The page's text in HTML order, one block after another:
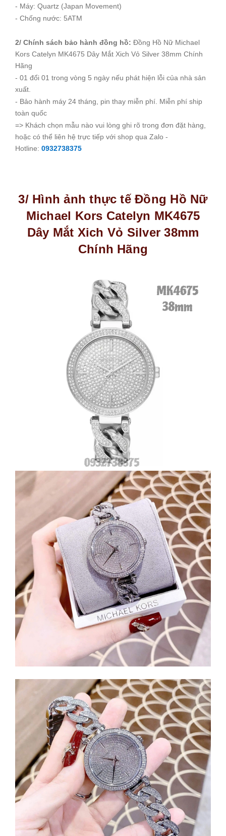
- Máy: Quartz (Japan Movement)
- Chống nước: 5ATM
2/ Chính sách bảo hành đồng hồ: Đồng Hồ Nữ Michael
Kors Catelyn MK4675 Dây Mắt Xich Vỏ Silver 38mm Chính
Hãng
- 01 đổi 01 trong vòng 5 ngày nếu phát hiện lỗi của nhà sản
xuất.
- Bảo hành máy 24 tháng, pin thay miễn phí. Miễn phí ship
toàn quốc
=> Khách chọn mẫu nào vui lòng ghi rõ trong đơn đặt hàng,
hoặc có thể liên hệ trực tiếp với shop qua Zalo -
Hotline: 0932738375
3/ Hình ảnh thực tế Đồng Hồ Nữ
Michael Kors Catelyn MK4675
Dây Mắt Xich Vỏ Silver 38mm
Chính Hãng